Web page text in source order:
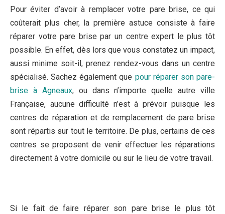
Pour éviter d’avoir à remplacer votre pare brise, ce qui
coûterait plus cher, la première astuce consiste à faire
réparer votre pare brise par un centre expert le plus tôt
possible. En effet, dès lors que vous constatez un impact,
aussi minime soit-il, prenez rendez-vous dans un centre
spécialisé. Sachez également que pour réparer son pare-
brise à Agneaux, ou dans n’importe quelle autre ville
Française, aucune difficulté n’est à prévoir puisque les
centres de réparation et de remplacement de pare brise
sont répartis sur tout le territoire. De plus, certains de ces
centres se proposent de venir effectuer les réparations
directement à votre domicile ou sur le lieu de votre travail.
Si le fait de faire réparer son pare brise le plus tôt